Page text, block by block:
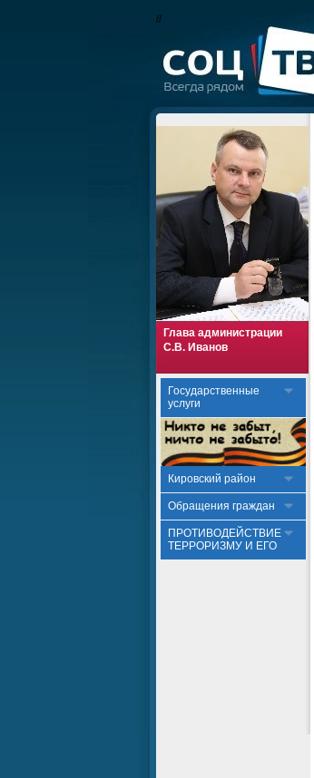
//
Глава администрации
С.В. Иванов
Государственные
услуги
Кировский район
Обращения граждан
ПРОТИВОДЕЙСТВИЕ
ТЕРРОРИЗМУ И ЕГО